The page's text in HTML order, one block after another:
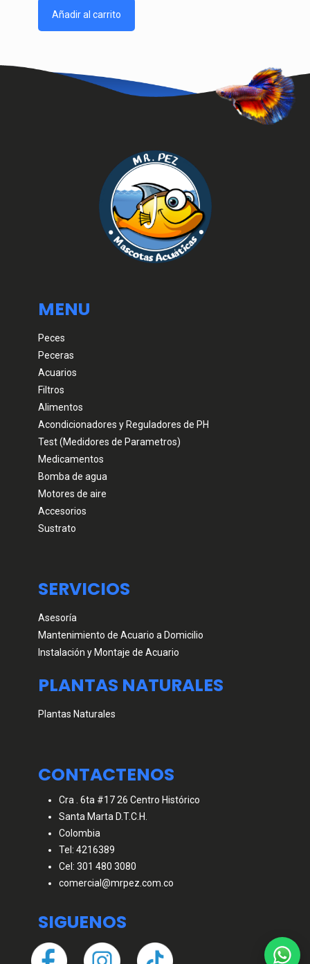
Añadir al carrito
MENU
Peces
Peceras
Acuarios
Filtros
Alimentos
Acondicionadores y Reguladores de PH
Test (Medidores de Parametros)
Medicamentos
Bomba de agua
Motores de aire
Accesorios
Sustrato
SERVICIOS
Asesoría
Mantenimiento de Acuario a Domicilio
Instalación y Montaje de Acuario
PLANTAS NATURALES
Plantas Naturales
CONTACTENOS
Cra . 6ta #17 26 Centro Histórico
Santa Marta D.T.C.H.
Colombia
Tel: 4216389
Cel: 301 480 3080
comercial@mrpez.com.co
SIGUENOS